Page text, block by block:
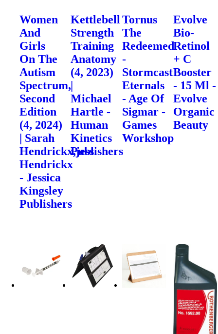
Women
And
Girls
On The
Autism
Spectrum,
Second
Edition
(4, 2024)
| Sarah
Hendrickx,jess
Hendrickx
- Jessica
Kingsley
Publishers
Kettlebell
Strength
Training
Anatomy
(4, 2023)
Michael
Hartle -
Human
Kinetics
Publishers
Tornus
The
Redeemed
-
Stormcast
Eternals
- Age Of
Sigmar -
Games
Workshop
Evolve
Bio-
Retinol
+ C
Booster
- 15 Ml -
Evolve
Organic
Beauty